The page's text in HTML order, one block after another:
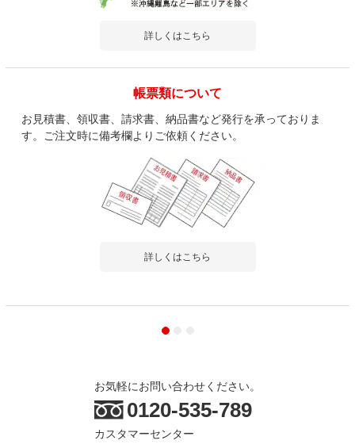
詳しくはこちら
帳票類について
お見積書、領収書、請求書、納品書など発行を承っておりま
す。ご注文時に備考欄よりご依頼ください。
詳しくはこちら
お気軽にお問い合わせください。
0120-535-789
カスタマーセンター